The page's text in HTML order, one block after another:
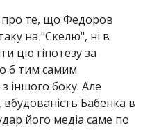
те, що Федоров
на "Скелю", ні в
цю гіпотезу за
б тим самим
іншого боку. Але
Бабенка в
його медіа саме по